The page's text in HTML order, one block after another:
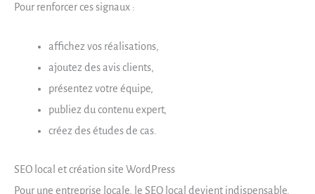
Pour renforcer ces signaux :
affichez vos réalisations,
ajoutez des avis clients,
présentez votre équipe,
publiez du contenu expert,
créez des études de cas.
SEO local et création site WordPress
Pour une entreprise locale, le SEO local devient indispensable.